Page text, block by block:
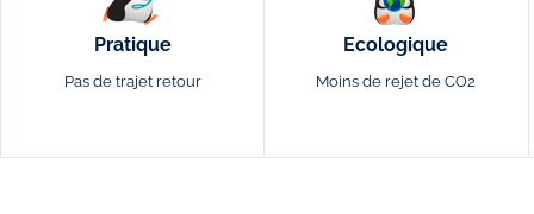
Pratique
Pas de trajet retour
Ecologique
Moins de rejet de CO2